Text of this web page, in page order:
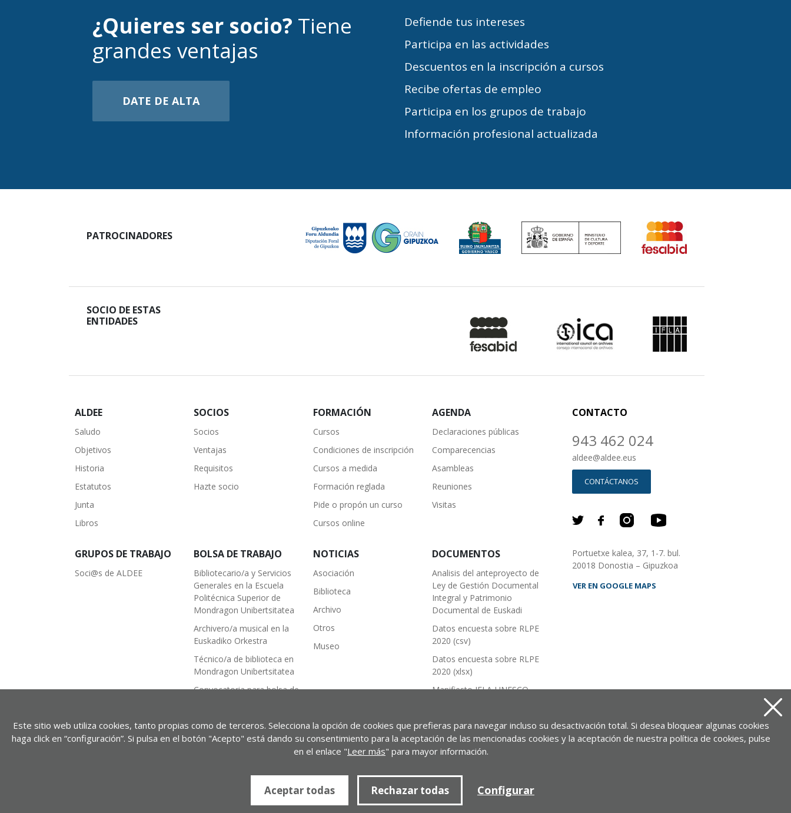
¿Quieres ser socio? Tiene
grandes ventajas
DATE DE ALTA
Defiende tus intereses
Participa en las actividades
Descuentos en la inscripción a cursos
Recibe ofertas de empleo
Participa en los grupos de trabajo
Información profesional actualizada
PATROCINADORES
SOCIO DE ESTAS
ENTIDADES
ALDEE
Saludo
Objetivos
Historia
Estatutos
Junta
Libros
SOCIOS
Socios
Ventajas
Requisitos
Hazte socio
FORMACIÓN
Cursos
Condiciones de inscripción
Cursos a medida
Formación reglada
Pide o propón un curso
Cursos online
AGENDA
Declaraciones públicas
Comparecencias
Asambleas
Reuniones
Visitas
GRUPOS DE TRABAJO
Soci@s de ALDEE
BOLSA DE TRABAJO
Bibliotecario/a y Servicios
Generales en la Escuela
Politécnica Superior de
Mondragon Unibertsitatea
Archivero/a musical en la
Euskadiko Orkestra
Técnico/a de biblioteca en
Mondragon Unibertsitatea
Convocatoria para bolsa de
Técnico Medio de
Documentación Musical
Notada
NOTICIAS
Asociación
Biblioteca
Archivo
Otros
Museo
DOCUMENTOS
Analisis del anteproyecto de
Ley de Gestión Documental
Integral y Patrimonio
Documental de Euskadi
Datos encuesta sobre RLPE
2020 (csv)
Datos encuesta sobre RLPE
2020 (xlsx)
Manifiesto IFLA-UNESCO
CONTACTO
943 462 024
aldee@aldee.eus
CONTÁCTANOS
Portuetxe kalea, 37, 1-7. bul.
20018 Donostia – Gipuzkoa
VER EN GOOGLE MAPS
Este sitio web utiliza cookies, tanto propias como de terceros. Selecciona la opción de cookies que prefieras para navegar incluso su desactivación total. Si desea bloquear algunas cookies
haga click en “configuración”. Si pulsa en el botón "Acepto" está dando su consentimiento para la aceptación de las mencionadas cookies y la aceptación de nuestra política de cookies, pulse
en el enlace "Leer más" para mayor información.
Aceptar todas Rechazar todas Configurar